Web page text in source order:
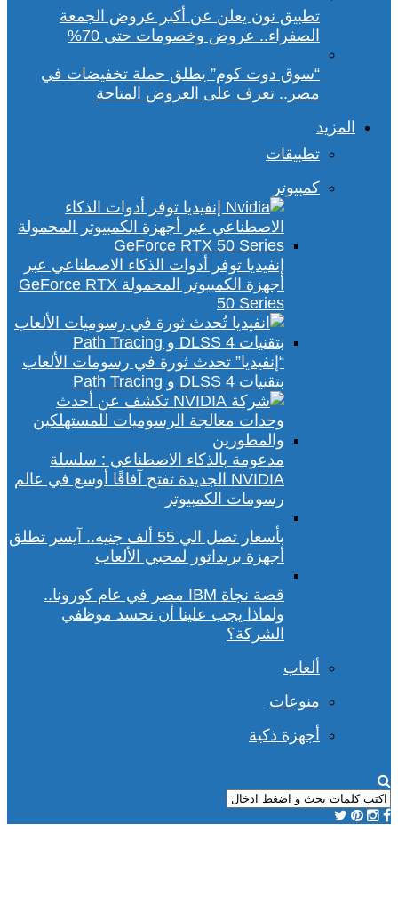
تطبيق نون يعلن عن أكبر عروض الجمعة
الصفراء.. عروض وخصومات حتى 70%
“سوق دوت كوم” يطلق حملة تخفيضات في
مصر.. تعرف على العروض المتاحة
المزيد
تطبيقات
كمبيوتر
إنفيديا توفر أدوات الذكاء الاصطناعي عبر
أجهزة الكمبيوتر المحمولة GeForce RTX
50 Series
“إنفيديا” تحدث ثورة في رسومات الألعاب
بتقنيات DLSS 4 و Path Tracing
مدعومة بالذكاء الاصطناعي : سلسلة
NVIDIA الجديدة تفتح آفاقًا أوسع في عالم
رسومات الكمبيوتر
بأسعار تصل الي 55 ألف جنيه.. آيسر تطلق
أجهزة بريداتور لمحبي الألعاب
قصة نجاة IBM مصر في عام كورونا..
ولماذا يجب علينا أن نحسد موظفي
الشركة؟
ألعاب
منوعات
أجهزة ذكية